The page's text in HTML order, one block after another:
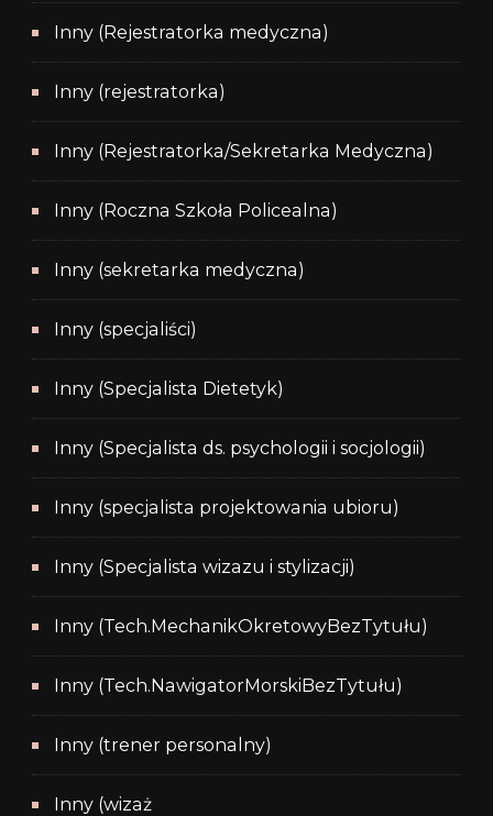
Inny (Rejestratorka medyczna)
Inny (rejestratorka)
Inny (Rejestratorka/Sekretarka Medyczna)
Inny (Roczna Szkoła Policealna)
Inny (sekretarka medyczna)
Inny (specjaliści)
Inny (Specjalista Dietetyk)
Inny (Specjalista ds. psychologii i socjologii)
Inny (specjalista projektowania ubioru)
Inny (Specjalista wizazu i stylizacji)
Inny (Tech.MechanikOkretowyBezTytułu)
Inny (Tech.NawigatorMorskiBezTytułu)
Inny (trener personalny)
Inny (wizaż